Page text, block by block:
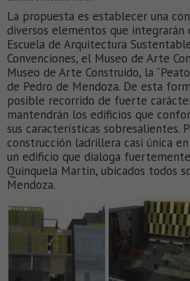
La propuesta es establecer una
diversos elementos que
Escuela de Arquitectura
Convenciones, el Museo de Arte
Museo de Arte Construido, la
de Pedro de Mendoza. De esta
posible recorrido de fuerte
mantendrán los edificios que
sus características sobresalientes.
construcción ladrillera casi única
un edificio que dialoga
Quinquela Martin, ubicados todos
Mendoza.